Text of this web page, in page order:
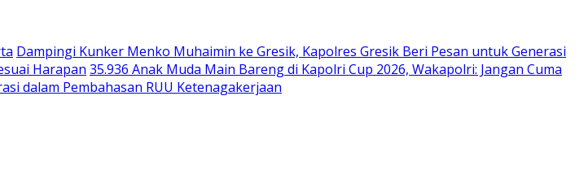
Dampingi Kunker Menko Muhaimin ke Gresik, Kapolres Gresik Beri Pesan untuk Generasi
Harapan 35.936 Anak Muda Main Bareng di Kapolri Cup 2026, Wakapolri: Jangan Cuma
dalam Pembahasan RUU Ketenagakerjaan